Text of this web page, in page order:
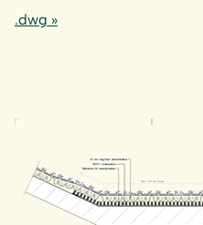
.dwg »